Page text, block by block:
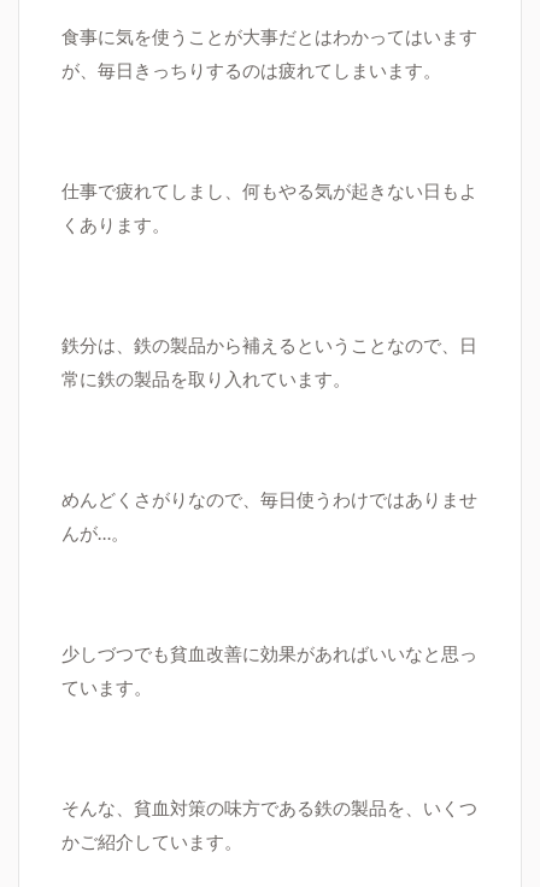
食事に気を使うことが大事だとはわかってはいます
が、毎日きっちりするのは疲れてしまいます。
仕事で疲れてしまし、何もやる気が起きない日もよ
くあります。
鉄分は、鉄の製品から補えるということなので、日
常に鉄の製品を取り入れています。
めんどくさがりなので、毎日使うわけではありませ
んが…。
少しづつでも貧血改善に効果があればいいなと思っ
ています。
そんな、貧血対策の味方である鉄の製品を、いくつ
かご紹介しています。